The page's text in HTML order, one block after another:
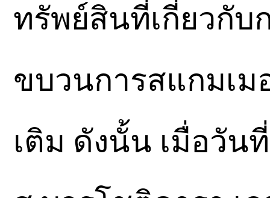
ทรัพย์สินที่เกี่ยวกับ
ขบวนการสแกมเม
เติม ดังนั้น เมื่อวัน